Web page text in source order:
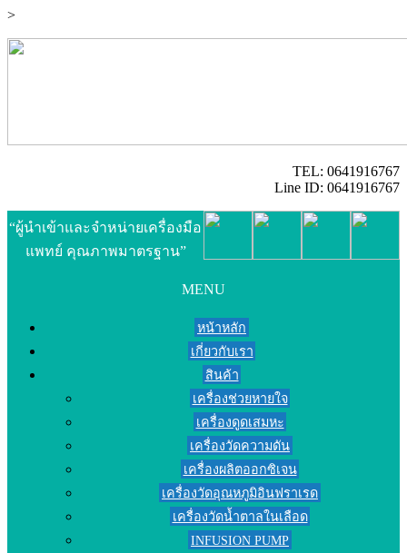
>
TEL: 0641916767
Line ID: 0641916767
“ผู้นำเข้าและจำหน่ายเครื่องมือ
แพทย์ คุณภาพมาตรฐาน”
MENU
หน้าหลัก
เกี่ยวกับเรา
สินค้า
เครื่องช่วยหายใจ
เครื่องดูดเสมหะ
เครื่องวัดความดัน
เครื่องผลิตออกซิเจน
เครื่องวัดอุณหภูมิอินฟราเรด
เครื่องวัดน้ำตาลในเลือด
INFUSION PUMP